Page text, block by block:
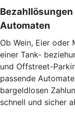
Automaten
Ob Wein, Eier oder
einer Tank-
und Offstreet-
passende
bargeldlosen
schnell und sicher